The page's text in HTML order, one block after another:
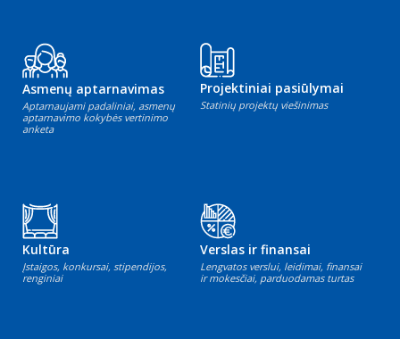
Asmenų aptarnavimas
Aptarnaujami padaliniai, asmenų
aptarnavimo kokybės vertinimo
anketa
Projektiniai pasiūlymai
Statinių projektų viešinimas
Kultūra
Įstaigos, konkursai, stipendijos,
renginiai
Verslas ir finansai
Lengvatos verslui, leidimai, finansai
ir mokesčiai, parduodamas turtas